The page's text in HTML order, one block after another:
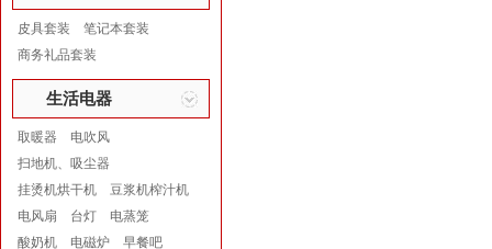
皮具套装
笔记本套装
商务礼品套装
生活电器
取暖器
电吹风
扫地机、吸尘器
挂烫机烘干机
豆浆机榨汁机
电风扇
台灯
电蒸笼
酸奶机
电磁炉
早餐吧